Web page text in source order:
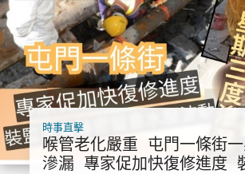
時事直擊
喉管老化嚴重 屯門一條街
滲漏 專家促加快復修進度